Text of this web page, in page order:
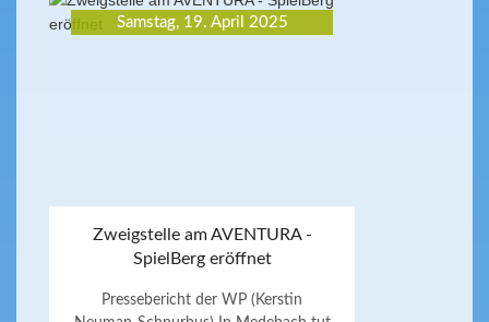
Zweigstelle am AVENTURA -
SpielBerg eröffnet
Pressebericht der WP (Kerstin
Samstag, 19. April 2025